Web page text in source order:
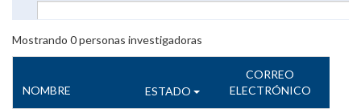
Mostrando 0personas investigadoras
NOMBRE ESTADO
CORREO
ELECTRÓNICO